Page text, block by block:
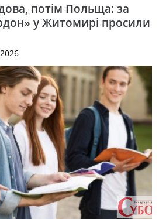
потім Польща: за
у Житомирі просили